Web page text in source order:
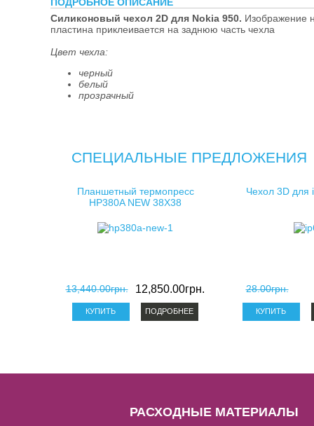
косметички
клатчи для
Силиконовый чехол 2D для Nokia 950. Изображение
пластина приклеивается на заднюю часть чехла
Цвет чехла:
черный
белый
прозрачный
СПЕЦИАЛЬНЫЕ ПРЕДЛОЖЕНИЯ
Планшетный термопресс
HP380A NEW 38X38
13,440.00грн. 12,850.00грн.
ПОДРОБНЕЕ
Чехол 3D для
28.00грн.
РАСХОДНЫЕ МАТЕРИАЛЫ